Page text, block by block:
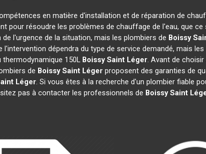
en matière d'installation et de réparation de
pour résoudre les problèmes de chauffage de l'eau, que ce
l'urgence de la situation, mais les plombiers de Boissy
dépendra du type de service demandé, mais
150L Boissy Saint Léger. Avant de choisir
de Boissy Saint Léger proposent des garanties de
Léger. Si vous êtes à la recherche d'un plombier fiable
pas à contacter les professionnels de Boissy Saint